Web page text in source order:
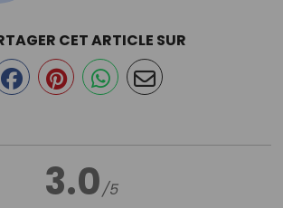
3.0/5
CET ARTICLE SUR